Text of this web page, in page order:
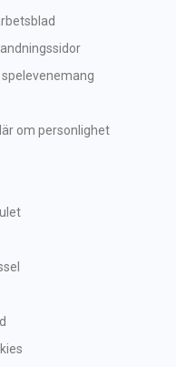
om personlighet